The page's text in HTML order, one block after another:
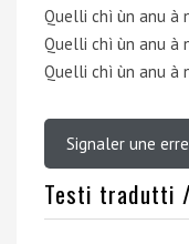
Quelli chì ùn anu à
Quelli chì ùn anu à
Quelli chì ùn anu à
Signaler une
Testi tradutti